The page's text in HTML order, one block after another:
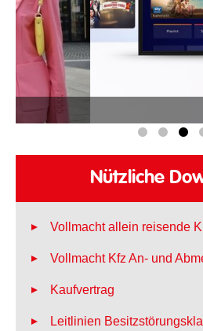
Sky
Nützliche
Vollmacht allein reisende
Vollmacht Kfz An- und
Kaufvertrag
Leitlinien